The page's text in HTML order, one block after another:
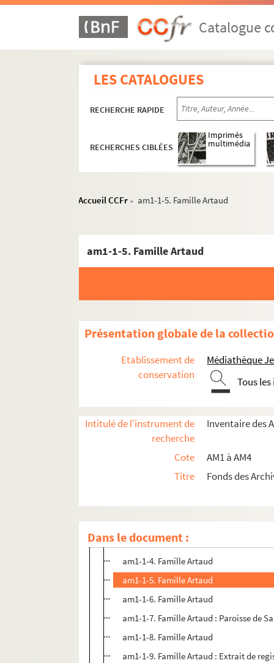
Catalogue
LES CATALOGUES
RECHERCHE RAPIDE
RECHERCHES CIBLÉES
Imprimés
multimédia
Accueil CCFr > am1-1-5. Famille Artaud
am1-1-5. Famille Artaud
Présentation globale de la
Etablissement de
conservation
Médiathèque
Tous
Intitulé de l'instrument de
recherche
Inventaire des
Cote
AM1 à AM4
Titre
Fonds des
Dans le document :
am1-1. Papiers d'Artaud, procureur à Lille
am1-1-1. Famille Artaud
am1-1-2. Famille Artaud : coupures de
am1-1-3. Famille Artaud : déclarations
am1-1-4. Famille Artaud
am1-1-5. Famille Artaud
am1-1-6. Famille Artaud
am1-1-7. Famille Artaud : Paroisse de
am1-1-8. Famille Artaud
am1-1-9. Famille Artaud : Extrait de